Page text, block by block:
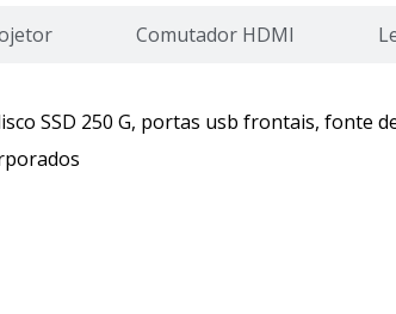
Comutador HDMI
SSD 250 G, portas usb frontais, fonte